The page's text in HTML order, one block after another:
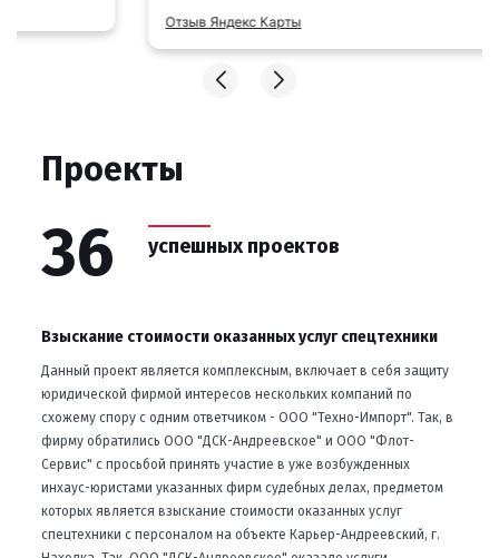
неоднократно, а юридическая помощь
периодически требуется, лучше доверить это
Отзыв Яндекс Карты
Проекты
36 успешных проектов
Взыскание стоимости оказанных услуг спецтехники
Данный проект является комплексным, включает в себя защиту
юридической фирмой интересов нескольких компаний по
схожему спору с одним ответчиком - ООО "Техно-Импорт". Так, в
фирму обратились ООО "ДСК-Андреевское" и ООО "Флот-
Сервис" с просьбой принять участие в уже возбужденных
инхаус-юристами указанных фирм судебных делах, предметом
которых является взыскание стоимости оказанных услуг
спецтехники с персоналом на объекте Карьер-Андреевский, г.